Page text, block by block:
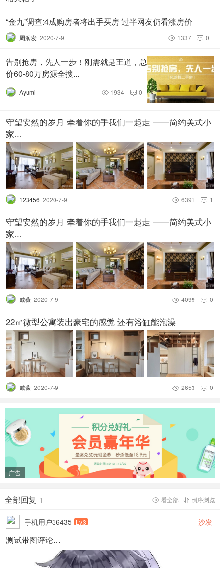
“金九”调查:4成购房者将出手买房 过半网友仍看涨房价
周润发 2020-7-9  0
 1337
告别抢房，先人一步！刚需就是王道，总
价60-80万房源全搜...
Ayumi  0
 1934
守望安然的岁月 牵着你的手我们一起走 ——简约美式小
家...
123456 2020-7-9  1
 6391
守望安然的岁月 牵着你的手我们一起走 ——简约美式小
家...
戚薇 2020-7-9  0
 4099
22㎡微型公寓装出豪宅的感觉 还有浴缸能泡澡
戚薇 2020-7-9  0
 2653
广告
 倒序浏览
 看全部
全部回复 1
手机用户36435 Lv.3 沙发
测试带图评论…